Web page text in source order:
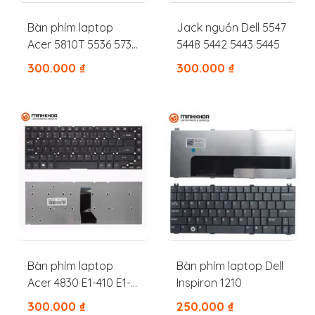
Bàn phím laptop
Acer 5810T 5536 5738
5740 5479 5742 5745G
300.000 ₫
Jack nguồn Dell 5547
5448 5442 5443 5445
300.000 ₫
Bàn phím laptop
Acer 4830 E1-410 E1-
432 E1-411 E1-472 E5-
300.000 ₫
Bàn phím laptop Dell
Inspiron 1210
250.000 ₫